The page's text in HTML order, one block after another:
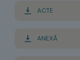
ACTE
ANEXĂ